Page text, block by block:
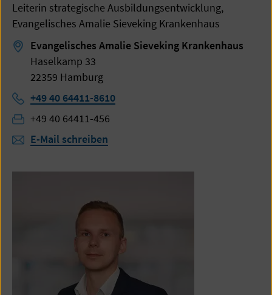
Leiterin strategische Ausbildungsentwicklung,
Evangelisches Amalie Sieveking Krankenhaus
Evangelisches Amalie Sieveking Krankenhaus
Haselkamp 33
22359 Hamburg
Telefon:
+49 40 64411-8610
Fax:
+49 40 64411-456
E-Mail schreiben